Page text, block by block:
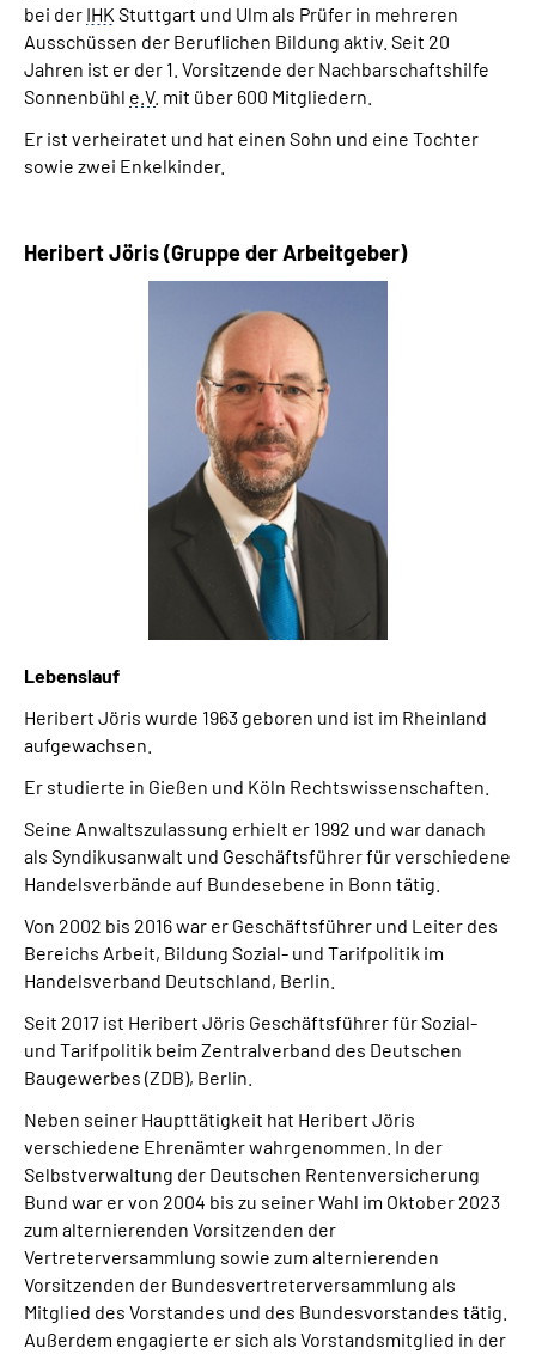
bei der IHK Stuttgart und Ulm als Prüfer in mehreren
Ausschüssen der Beruflichen Bildung aktiv. Seit 20
Jahren ist er der 1. Vorsitzende der Nachbarschaftshilfe
Sonnenbühl e.V. mit über 600 Mitgliedern.
Er ist verheiratet und hat einen Sohn und eine Tochter
sowie zwei Enkelkinder.
Heribert Jöris (Gruppe der Arbeitgeber)
Lebenslauf
Heribert Jöris wurde 1963 geboren und ist im Rheinland
aufgewachsen.
Er studierte in Gießen und Köln Rechtswissenschaften.
Seine Anwaltszulassung erhielt er 1992 und war danach
als Syndikusanwalt und Geschäftsführer für verschiedene
Handelsverbände auf Bundesebene in Bonn tätig.
Von 2002 bis 2016war er Geschäftsführer und Leiter des
Bereichs Arbeit, Bildung Sozial- und Tarifpolitik im
Handelsverband Deutschland, Berlin.
Seit 2017 ist Heribert Jöris Geschäftsführer für Sozial-
und Tarifpolitik beim Zentralverband des Deutschen
Baugewerbes (ZDB), Berlin.
Neben seiner Haupttätigkeit hat Heribert Jöris
verschiedene Ehrenämter wahrgenommen. In der
Selbstverwaltung der Deutschen Rentenversicherung
Bund war er von 2004 bis zu seiner Wahl im Oktober 2023
zum alternierenden Vorsitzenden der
Vertreterversammlung sowie zum alternierenden
Vorsitzenden der Bundesvertreterversammlung als
Mitglied des Vorstandes und des Bundesvorstandes tätig.
Außerdem engagierte er sich als Vorstandsmitglied in der